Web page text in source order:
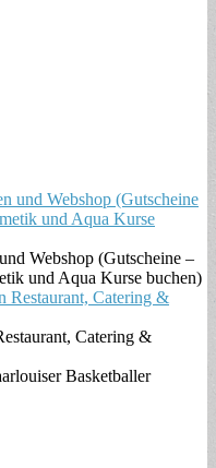
Webshop (Gutscheine –
und Aqua Kurse buchen)
Catering &
Basketballer